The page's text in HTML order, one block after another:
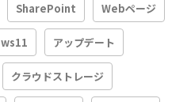
SharePoint Webページ
アップデート
クラウドストレージ